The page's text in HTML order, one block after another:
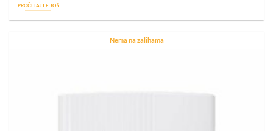
PROČITAJTE JOŠ
Nema na zalihama